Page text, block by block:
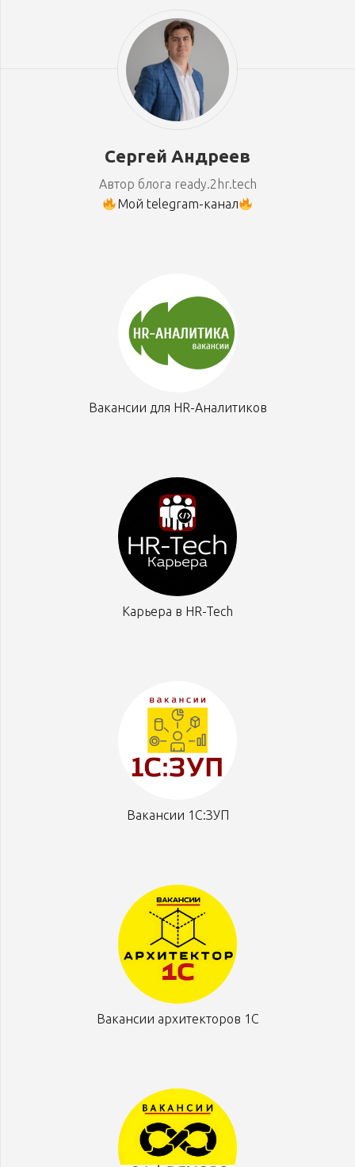
Сергей Андреев
Автор блога ready.2hr.tech
Мой telegram-канал
Вакансии для HR-Аналитиков
Карьера в HR-Tech
Вакансии 1С:ЗУП
Вакансии архитекторов 1С